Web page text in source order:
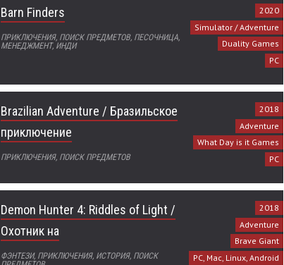
Barn Finders
ПРИКЛЮЧЕНИЯ, ПОИСК ПРЕДМЕТОВ, ПЕСОЧНИЦА,
МЕНЕДЖМЕНТ, ИНДИ
2020
Simulator / Adventure
Duality Games
PC
Brazilian Adventure / Бразильское
приключение
ПРИКЛЮЧЕНИЯ, ПОИСК ПРЕДМЕТОВ
2018
Adventure
What Day is it Games
PC
Demon Hunter 4: Riddles of Light /
Охотник на
ФЭНТЕЗИ, ПРИКЛЮЧЕНИЯ, ИСТОРИЯ, ПОИСК
2018
Adventure
Brave Giant
PC, Mac, Linux, Android